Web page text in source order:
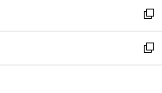
で
開
く
ド
ウ
で
開
ィ
ン
ド
ウ
い
ウ
ィ
ン
新
し
い
ウ
新
し